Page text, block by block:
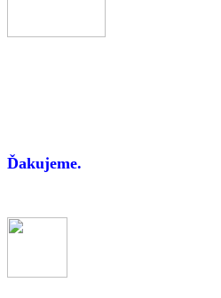
Ďakujeme.